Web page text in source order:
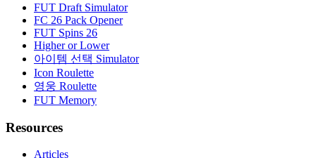
FUT Draft Simulator
FC 26 Pack Opener
FUT Spins 26
Higher or Lower
아이템 선택 Simulator
Icon Roulette
영웅 Roulette
FUT Memory
Resources
Articles